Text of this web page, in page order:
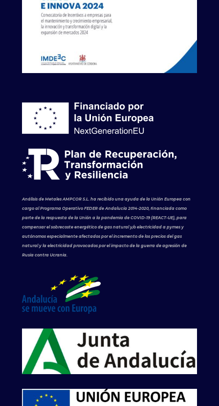
Análisis de Metales AMPCOR S.L. ha recibido una ayuda de la Unión Europea con
cargo al Programa Operativo FEDER de Andalucía 2014-2020, financiada como
parte de la respuesta de la Unión a la pandemia de COVID-19 (REACT-UE), para
compensar el sobrecoste energético de gas natural y/o electricidad a pymes y
autónomos especialmente afectados por el incremento de los precios del gas
natural y la electricidad provocados por el impacto de la guerra de agresión de
Rusia contra Ucrania.